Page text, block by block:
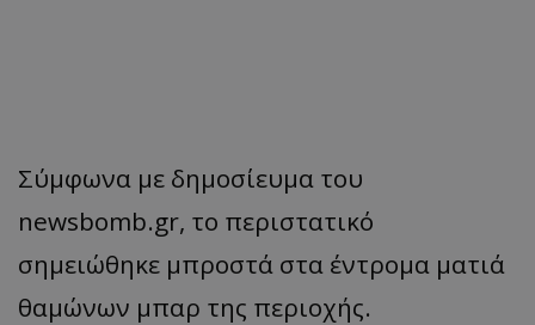
Σύμφωνα με δημοσίευμα του
newsbomb.gr, το περιστατικό
σημειώθηκε μπροστά στα έντρομα ματιά
θαμώνων μπαρ της περιοχής.